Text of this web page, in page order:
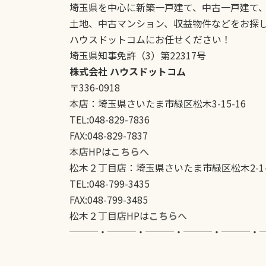
埼玉県を中心に新築一戸建て、中古一戸建て、
土地、中古マンション、収益物件などをお探
ハウスドットコムにお任せください！
埼玉県知事免許（3）第22317号
株式会社 ハウスドットコム
〒336-0918
本店：埼玉県さいたま市緑区松木3-15-16
TEL:048-829-7836
FAX:048-829-7837
本店HPはこちらへ
松木２丁目店：埼玉県さいたま市緑区松木2-
TEL:048-799-3435
FAX:048-799-3485
松木２丁目店HPはこちらへ
───・───・───・───・───・